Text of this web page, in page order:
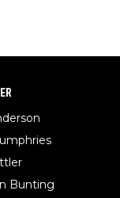
Bunting